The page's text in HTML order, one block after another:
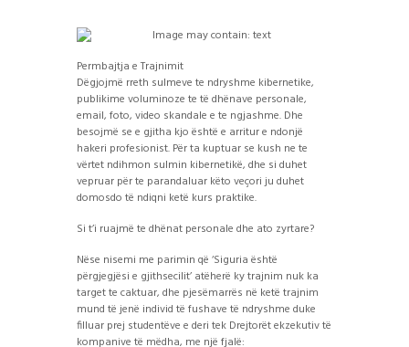
Permbajtja e Trajnimit
Dëgjojmë rreth sulmeve te ndryshme kibernetike,
publikime voluminoze te të dhënave personale,
email, foto, video skandale e te ngjashme. Dhe
besojmë se e gjitha kjo është e arritur e ndonjë
hakeri profesionist. Për ta kuptuar se kush ne te
vërtet ndihmon sulmin kibernetikë, dhe si duhet
vepruar për te parandaluar këto veçori ju duhet
domosdo të ndiqni ketë kurs praktike.
Si t’i ruajmë te dhënat personale dhe ato zyrtare?
Nëse nisemi me parimin që ‘Siguria është
përgjegjësi e gjithsecilit’ atëherë ky trajnim nuk ka
target te caktuar, dhe pjesëmarrës në ketë trajnim
mund të jenë individ të fushave të ndryshme duke
filluar prej studentëve e deri tek Drejtorët ekzekutiv të
kompanive të mëdha, me një fjalë: